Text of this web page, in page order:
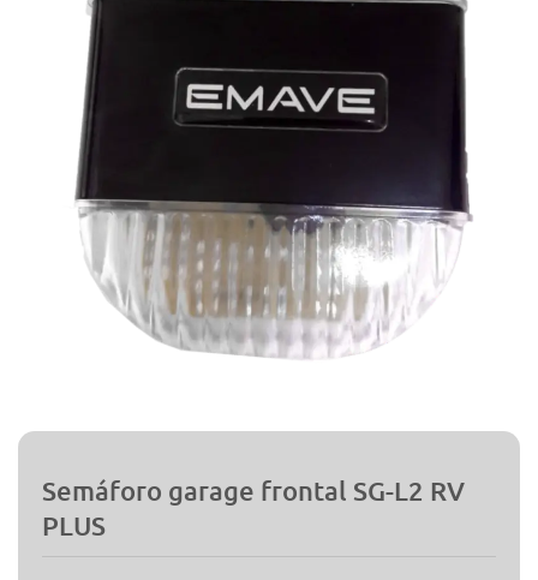
Semáforo garage frontal SG-L2 RV
PLUS